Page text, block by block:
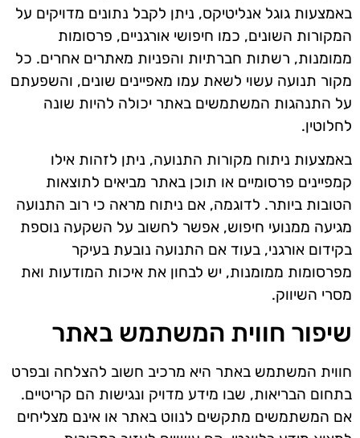
באמצעות גוגל אנליטיקס, ניתן לקבל נתונים מדויקים על
המקורות השונים, כמו חיפושי אורגניים, פרסומות
ממומנות, רשתות חברתיות והפניות מאתרים אחרים. כל
מקור תנועה עשוי לשאת עמו מאפיינים שונים, והשפעתם
על התנהגות המשתמשים באתר יכולה להיות שונה
לחלוטין.
באמצעות ניתוח מקורות התנועה, ניתן לזהות אילו
קמפיינים פרסומיים או תוכן באתר מביאים לתוצאות
הטובות ביותר. לדוגמה, אם ניתוח מראה כי רוב התנועה
מגיעה ממנועי חיפוש, אפשר לחשוב על השקעה נוספת
בקידום אורגני, בעוד אם התנועה נובעת בעיקר
מפרסומות ממומנות, יש לבחון את איכות המודעות ואת
מסרי השיווק.
שיפור חווית המשתמש באתר
חווית המשתמש באתר היא מרכיב חשוב להצלחה ובפרט
בתחום הבריאות, שבו מידע מדויק ונגישות הם קריטיים.
אם המשתמשים מתקשים לנווט באתר או אינם מצליחים